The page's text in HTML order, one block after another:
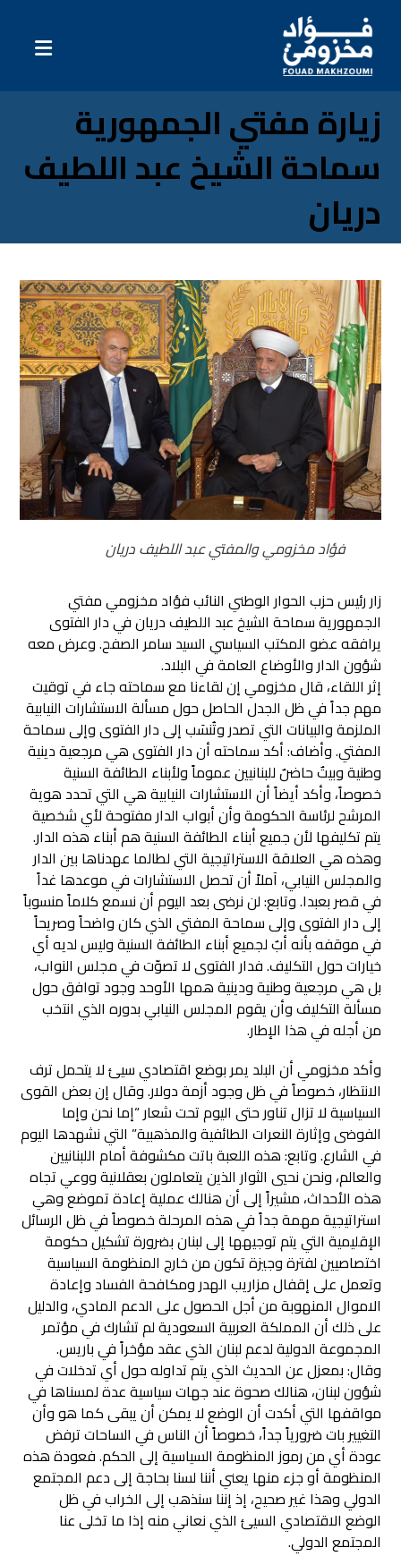
زيارة مفتي الجمهورية
سماحة الشيخ عبد اللطيف
دريان
فؤاد مخزومي والمفتي عبد اللطيف دريان
زار رئيس حزب الحوار الوطني النائب فؤاد مخزومي مفتي
الجمهورية سماحة الشيخ عبد اللطيف دريان في دار الفتوى
يرافقه عضو المكتب السياسي السيد سامر الصفح. وعرض معه
شؤون الدار والأوضاع العامة في البلاد.
إثر اللقاء، قال مخزومي إن لقاءنا مع سماحته جاء في توقيت
مهم جداً في ظل الجدل الحاصل حول مسألة الاستشارات النيابية
الملزمة والبيانات التي تصدر وتُنسَب إلى دار الفتوى وإلى سماحة
المفتي. وأضاف: أكد سماحته أن دار الفتوى هي مرجعية دينية
وطنية وبيتٌ حاضنٌ للبنانيين عموماً ولأبناء الطائفة السنية
خصوصاً، وأكد أيضاً أن الاستشارات النيابية هي التي تحدد هوية
المرشح لرئاسة الحكومة وأن أبواب الدار مفتوحة لأي شخصية
يتم تكليفها لأن جميع أبناء الطائفة السنية هم أبناء هذه الدار.
وهذه هي العلاقة الاستراتيجية التي لطالما عهدناها بين الدار
والمجلس النيابي، آملاً أن تحصل الاستشارات في موعدها غداً
في قصر بعبدا. وتابع: لن نرضى بعد اليوم أن نسمع كلاماً منسوباً
إلى دار الفتوى وإلى سماحة المفتي الذي كان واضحاً وصريحاً
في موقفه بأنه أبٌ لجميع أبناء الطائفة السنية وليس لديه أي
خيارات حول التكليف. فدار الفتوى لا تصوّت في مجلس النواب،
بل هي مرجعية وطنية ودينية همها الأوحد وجود توافق حول
مسألة التكليف وأن يقوم المجلس النيابي بدوره الذي انتخب
من أجله في هذا الإطار.
وأكد مخزومي أن البلد يمر بوضع اقتصادي سيئ لا يتحمل ترف
الانتظار، خصوصاً في ظل وجود أزمة دولار. وقال إن بعض القوى
السياسية لا تزال تناور حتى اليوم تحت شعار “إما نحن وإما
الفوضى وإثارة النعرات الطائفية والمذهبية” التي نشهدها اليوم
في الشارع. وتابع: هذه اللعبة باتت مكشوفة أمام اللبنانيين
والعالم، ونحن نحيي الثوار الذين يتعاملون بعقلانية ووعي تجاه
هذه الأحداث، مشيراً إلى أن هنالك عملية إعادة تموضع وهي
استراتيجية مهمة جداً في هذه المرحلة خصوصاً في ظل الرسائل
الإقليمية التي يتم توجيهها إلى لبنان بضرورة تشكيل حكومة
اختصاصيين لفترة وجيزة تكون من خارج المنظومة السياسية
وتعمل على إقفال مزاريب الهدر ومكافحة الفساد وإعادة
الاموال المنهوبة من أجل الحصول على الدعم المادي، والدليل
على ذلك أن المملكة العربية السعودية لم تشارك في مؤتمر
المجموعة الدولية لدعم لبنان الذي عقد مؤخراً في باريس.
وقال: بمعزل عن الحديث الذي يتم تداوله حول أي تدخلات في
شؤون لبنان، هنالك صحوة عند جهات سياسية عدة لمسناها في
مواقفها التي أكدت أن الوضع لا يمكن أن يبقى كما هو وأن
التغيير بات ضرورياً جداً، خصوصاً أن الناس في الساحات ترفض
عودة أي من رموز المنظومة السياسية إلى الحكم. فعودة هذه
المنظومة أو جزء منها يعني أننا لسنا بحاجة إلى دعم المجتمع
الدولي وهذا غير صحيح، إذ إننا سنذهب إلى الخراب في ظل
الوضع الاقتصادي السيئ الذي نعاني منه إذا ما تخلى عنا
المجتمع الدولي.